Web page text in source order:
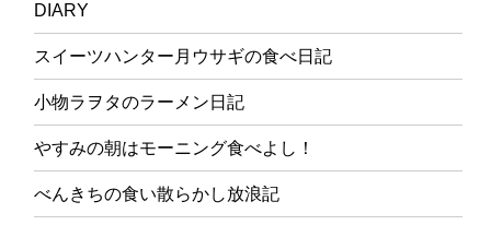
DIARY
スイーツハンター月ウサギの食べ日記
小物ラヲタのラーメン日記
やすみの朝はモーニング食べよし！
べんきちの食い散らかし放浪記